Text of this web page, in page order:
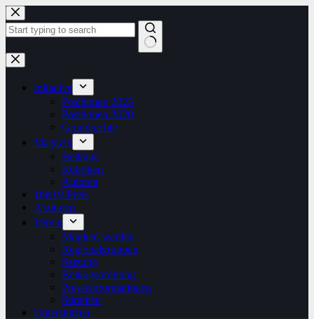
Zum
Inhalt
springen
Keine
Ergebnisse
Initiative
Positionen 2023
Positionen 2020
Grundrechte
Magazin
Beiträge
Rubriken
Autoren
1bis19-Preis
Aktionen
Verein
Mitglied werden
Regionalgruppen
Satzung
Beitragsordnung
Presseinformationen
Stimmen
Unterstützen